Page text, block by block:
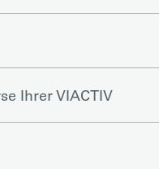
Ihrer VIACTIV